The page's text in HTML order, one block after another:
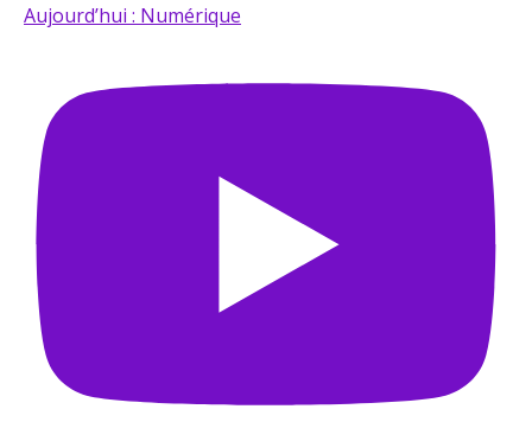
Aujourd’hui : Numérique